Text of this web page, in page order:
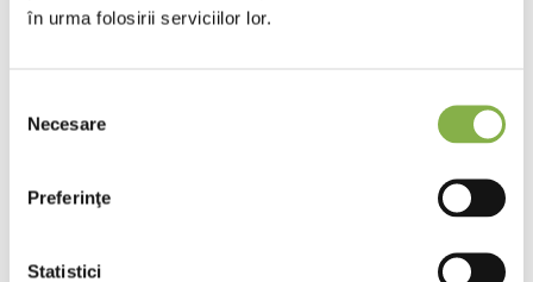
în urma folosirii serviciilor lor.
consimțământului
Necesare
Preferinţe
Statistici